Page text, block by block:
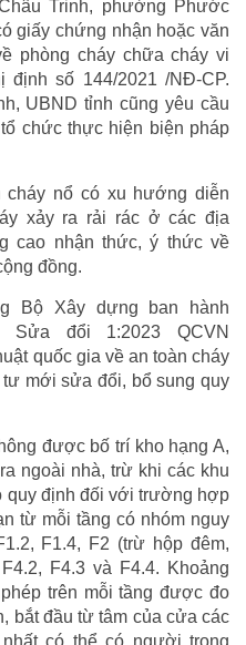
Trinh, phường Phước
giấy chứng nhận hoặc văn
phòng cháy chữa cháy vi
số 144/2021 /NĐ-CP.
UBND tỉnh cũng yêu cầu
chức thực hiện biện pháp
cháy nổ có xu hướng diễn
xảy ra rải rác ở các địa
cao nhận thức, ý thức về
đồng.
Bộ Xây dựng ban hành
Sửa đổi 1:2023 QCVN
quốc gia về an toàn cháy
mới sửa đổi, bổ sung quy
được bố trí kho hạng A,
ngoài nhà, trừ khi các khu
quy định đối với trường hợp
từ mỗi tầng có nhóm nguy
F1.4, F2 (trừ hộp đêm,
F4.3 và F4.4. Khoảng
trên mỗi tầng được đo
bắt đầu từ tâm của cửa các
có thể có người trong